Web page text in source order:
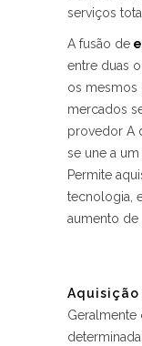
serviços
A fusão de
entre duas
os mesmos
mercados
provedor A
se une a
Permite
tecnologia,
aumento de
Aquisição